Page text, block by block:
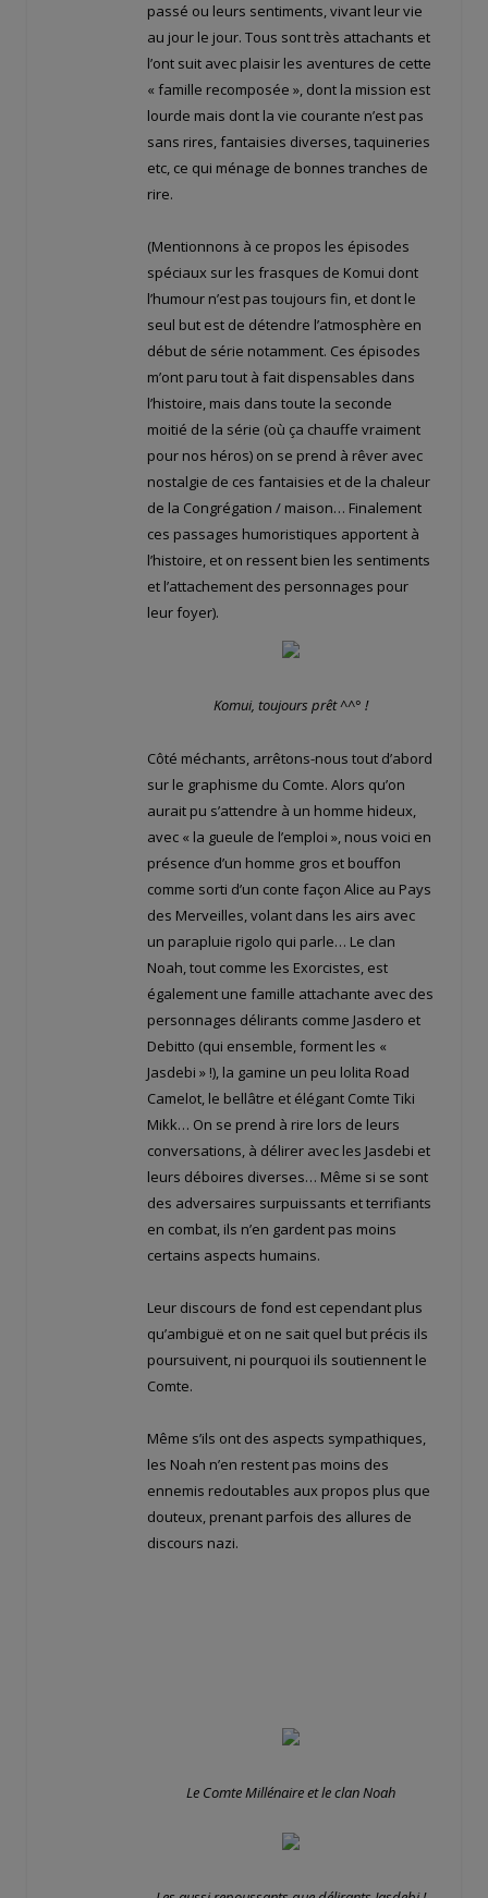
passé ou leurs sentiments, vivant leur vie
au jour le jour. Tous sont très attachants et
l’ont suit avec plaisir les aventures de cette
« famille recomposée », dont la mission est
lourde mais dont la vie courante n’est pas
sans rires, fantaisies diverses, taquineries
etc, ce qui ménage de bonnes tranches de
rire.
(Mentionnons à ce propos les épisodes
spéciaux sur les frasques de Komui dont
l’humour n’est pas toujours fin, et dont le
seul but est de détendre l’atmosphère en
début de série notamment. Ces épisodes
m’ont paru tout à fait dispensables dans
l’histoire, mais dans toute la seconde
moitié de la série (où ça chauffe vraiment
pour nos héros) on se prend à rêver avec
nostalgie de ces fantaisies et de la chaleur
de la Congrégation / maison… Finalement
ces passages humoristiques apportent à
l’histoire, et on ressent bien les sentiments
et l’attachement des personnages pour
leur foyer).
Komui, toujours prêt ^^° !
Côté méchants, arrêtons-nous tout d’abord
sur le graphisme du Comte. Alors qu’on
aurait pu s’attendre à un homme hideux,
avec « la gueule de l’emploi », nous voici en
présence d’un homme gros et bouffon
comme sorti d’un conte façon Alice au Pays
des Merveilles, volant dans les airs avec
un parapluie rigolo qui parle… Le clan
Noah, tout comme les Exorcistes, est
également une famille attachante avec des
personnages délirants comme Jasdero et
Debitto (qui ensemble, forment les «
Jasdebi » !), la gamine un peu lolita Road
Camelot, le bellâtre et élégant Comte Tiki
Mikk… On se prend à rire lors de leurs
conversations, à délirer avec les Jasdebi et
leurs déboires diverses… Même si se sont
des adversaires surpuissants et terrifiants
en combat, ils n’en gardent pas moins
certains aspects humains.
Leur discours de fond est cependant plus
qu’ambiguë et on ne sait quel but précis ils
poursuivent, ni pourquoi ils soutiennent le
Comte.
Même s’ils ont des aspects sympathiques,
les Noah n’en restent pas moins des
ennemis redoutables aux propos plus que
douteux, prenant parfois des allures de
discours nazi.
Le Comte Millénaire et le clan Noah